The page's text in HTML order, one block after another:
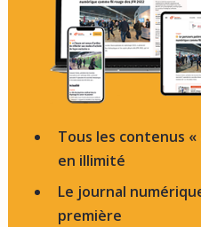
Tous les contenus «
en illimité
Le journal
première